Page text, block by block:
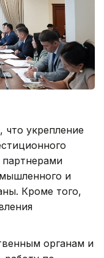
что укрепление
и
Кроме того,
органам и